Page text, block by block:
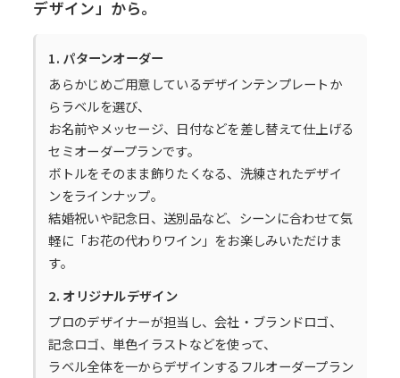
デザイン」から。
1. パターンオーダー
あらかじめご用意しているデザインテンプレートか
らラベルを選び、
お名前やメッセージ、日付などを差し替えて仕上げる
セミオーダープランです。
ボトルをそのまま飾りたくなる、洗練されたデザイ
ンをラインナップ。
結婚祝いや記念日、送別品など、シーンに合わせて気
軽に「お花の代わりワイン」をお楽しみいただけま
す。
2. オリジナルデザイン
プロのデザイナーが担当し、会社・ブランドロゴ、
記念ロゴ、単色イラストなどを使って、
ラベル全体を一からデザインするフルオーダープラン